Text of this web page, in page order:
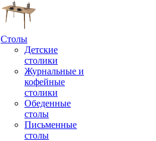
Столы
Детские
столики
Журнальные и
кофейные
столики
Обеденные
столы
Письменные
столы